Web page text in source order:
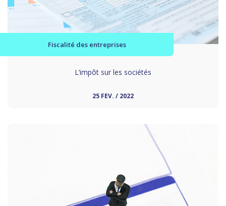
Fiscalité des entreprises
L’impôt sur les sociétés
25 FEV. / 2022